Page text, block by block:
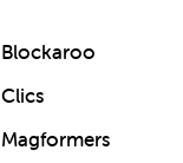
Blockaroo
Clics
Magformers